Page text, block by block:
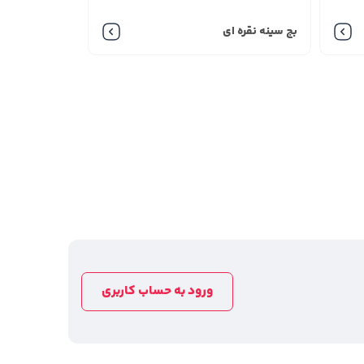
صورت می گیرد. توجه نمایید که تشخیص ورق های
بج سینه نقره ای
ورود به حساب کاربری